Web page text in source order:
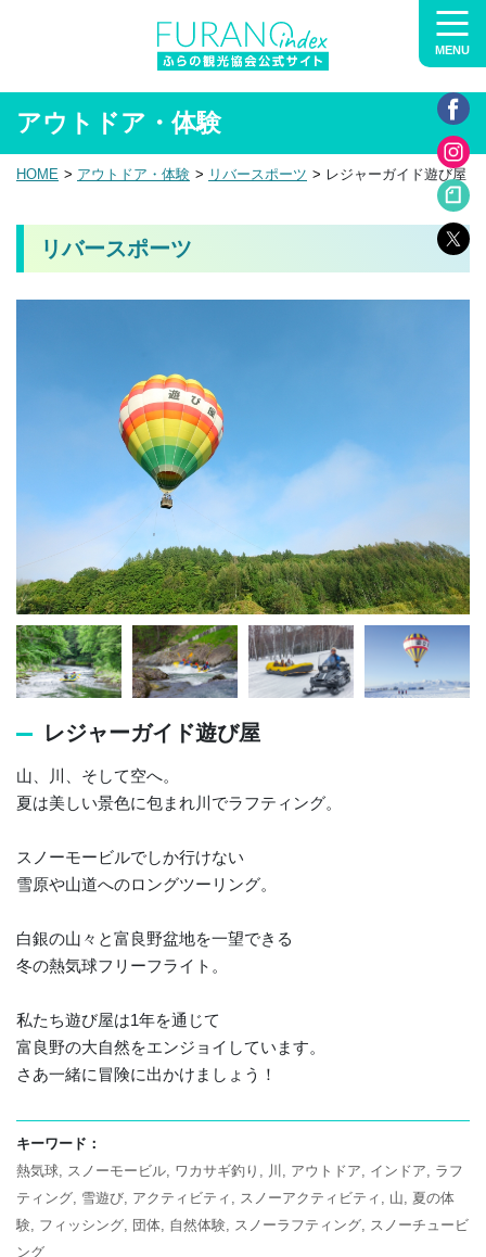
MENU
アウトドア・体験
HOME アウトドア・体験 リバースポーツ レジャーガイド遊び屋
リバースポーツ
レジャーガイド遊び屋
山、川、そして空へ。
夏は美しい景色に包まれ川でラフティング。
スノーモービルでしか行けない
雪原や山道へのロングツーリング。
白銀の山々と富良野盆地を一望できる
冬の熱気球フリーフライト。
私たち遊び屋は1年を通じて
富良野の大自然をエンジョイしています。
さあ一緒に冒険に出かけましょう！
キーワード：
熱気球
スノーモービル ワカサギ釣り 川 アウトドア インドア
ラフ
ティング 雪遊び アクティビティ スノーアクティビティ 山
夏の体
験 フィッシング 団体 自然体験 スノーラフティング
スノーチュービ
ング